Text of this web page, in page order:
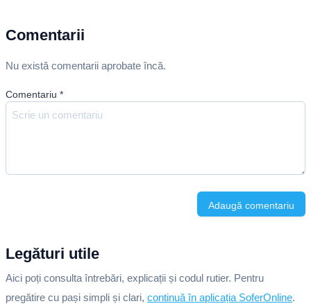
Comentarii
Nu există comentarii aprobate încă.
Comentariu *
Adaugă comentariu
Legături utile
Aici poți consulta întrebări, explicații și codul rutier. Pentru
pregătire cu pași simpli și clari, continuă în aplicația SoferOnline.